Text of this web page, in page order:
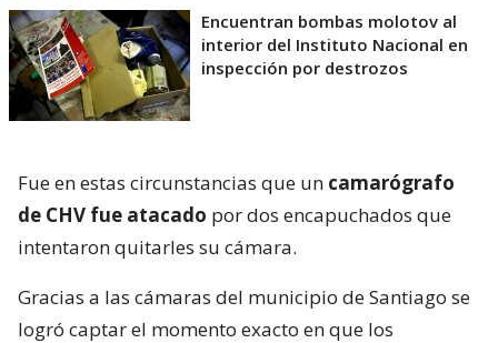
Encuentran bombas molotov al
interior del Instituto Nacional en
inspección por destrozos
Fue en estas circunstancias que un camarógrafo
de CHV fue atacado por dos encapuchados que
intentaron quitarles su cámara.
Gracias a las cámaras del municipio de Santiago se
logró captar el momento exacto en que los